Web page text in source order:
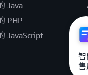
Java
PHP
JavaScript
智
售